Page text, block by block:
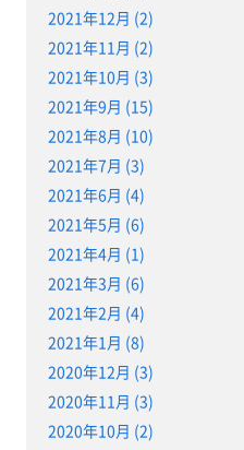
2021年12月 (2)
2021年11月 (2)
2021年10月 (3)
2021年9月 (15)
2021年8月 (10)
2021年7月 (3)
2021年6月 (4)
2021年5月 (6)
2021年4月 (1)
2021年3月 (6)
2021年2月 (4)
2021年1月 (8)
2020年12月 (3)
2020年11月 (3)
2020年10月 (2)